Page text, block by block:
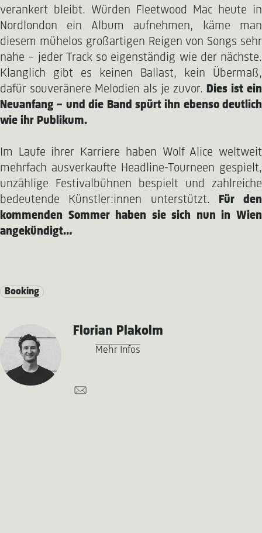
verankert bleibt. Würden Fleetwood Mac heute in
Nordlondon ein Album aufnehmen, käme man
diesem mühelos großartigen Reigen von Songs sehr
nahe – jeder Track so eigenständig wie der nächste.
Klanglich gibt es keinen Ballast, kein Übermaß,
dafür souveränere Melodien als je zuvor. Dies ist ein
Neuanfang – und die Band spürt ihn ebenso deutlich
wie ihr Publikum.
Im Laufe ihrer Karriere haben Wolf Alice weltweit
mehrfach ausverkaufte Headline-Tourneen gespielt,
unzählige Festivalbühnen bespielt und zahlreiche
bedeutende Künstler:innen unterstützt.
Für den
kommenden Sommer haben sie sich nun in Wien
angekündigt…
Booking
Florian Plakolm
Mehr Infos